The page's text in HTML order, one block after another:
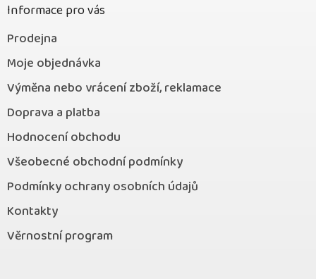
Informace pro vás
Prodejna
Moje objednávka
Výměna nebo vrácení zboží, reklamace
Doprava a platba
Hodnocení obchodu
Všeobecné obchodní podmínky
Podmínky ochrany osobních údajů
Kontakty
Věrnostní program